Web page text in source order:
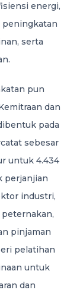
energi,
peningkatan
serta
pun
dan
pada
sebesar
untuk 4.434
perjanjian
industri,
pinjaman
pelatihan
untuk
dan